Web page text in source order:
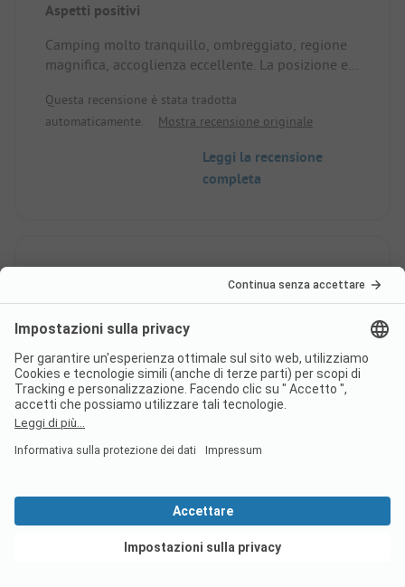
Aspetti positivi
Camping molto tranquillo, ombreggiato, regione
magnifica, accoglienza eccellente. La posizione e
eccezionale, calma e riposante.
Questa recensione è stata tradotta
automaticamente.
Mostra recensione originale
Leggi la recensione
completa
Una sola notte in
questo campeggio
Verificato
Stéphanie F Alloggio In Affitto
Famiglia
Aspetti positivi
Vedi offerte